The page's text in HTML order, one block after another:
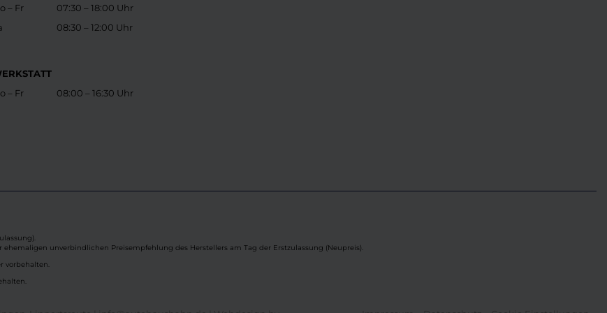
– Fr
07:30 – 18:00 Uhr
08:30 – 12:00 Uhr
– Fr
08:00 – 16:30 Uhr
unverbindlichen Preisempfehlung des Herstellers am Tag der Erstzulassung (Neupreis).
vorbehalten.